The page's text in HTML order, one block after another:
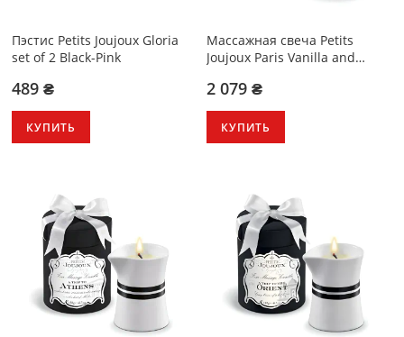
Пэстис Petits Joujoux Gloria
set of 2 Black-Pink
489 ₴
КУПИТЬ
Массажная свечa Petits
Joujoux Paris Vanilla and
2 079 ₴
КУПИТЬ